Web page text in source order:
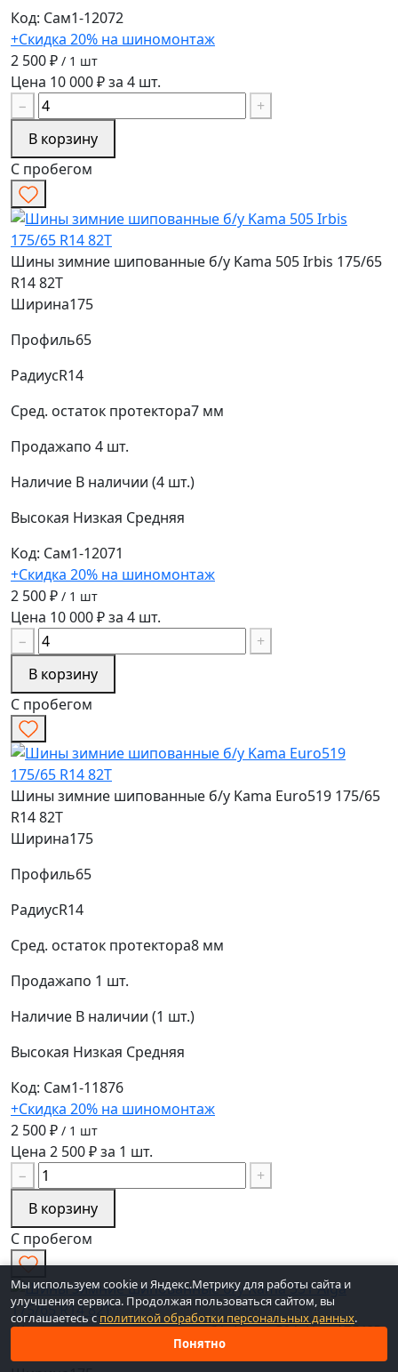
Код: Сам1-12072
+Скидка 20% на шиномонтаж
2 500 ₽ / 1 шт
Цена 10 000 ₽ за 4 шт.
−
+
В корзину
С пробегом
Шины зимние шипованные б/у Kama 505 Irbis 175/65
R14 82T
Ширина175
Профиль65
РадиусR14
Сред. остаток протектора7 мм
Продажапо 4 шт.
Наличие В наличии (4 шт.)
Высокая Низкая Средняя
Код: Сам1-12071
+Скидка 20% на шиномонтаж
2 500 ₽ / 1 шт
Цена 10 000 ₽ за 4 шт.
−
+
В корзину
С пробегом
Шины зимние шипованные б/у Kama Euro519 175/65
R14 82T
Ширина175
Профиль65
РадиусR14
Сред. остаток протектора8 мм
Продажапо 1 шт.
Наличие В наличии (1 шт.)
Высокая Низкая Средняя
Код: Сам1-11876
+Скидка 20% на шиномонтаж
2 500 ₽ / 1 шт
Цена 2 500 ₽ за 1 шт.
−
+
В корзину
С пробегом
Шины зимние шипованные б/у Kama 531 Alga 175/65
Мы используем cookie и Яндекс.Метрику для работы сайта и
улучшения сервиса. Продолжая пользоваться сайтом, вы
соглашаетесь с политикой обработки персональных данных.
Понятно